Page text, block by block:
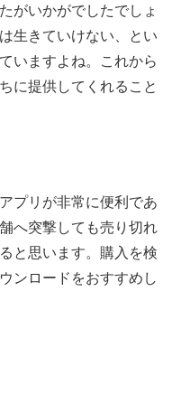
がいかがでしたでしょ
生きていけない、とい
いますよね。これから
に提供してくれること
プリが非常に便利であ
へ突撃しても売り切れ
と思います。購入を検
ンロードをおすすめし